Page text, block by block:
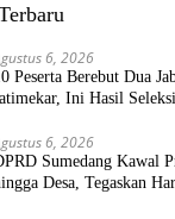
6, 2026
Peserta Berebut Dua
Ini Hasil
6, 2026
Sumedang Kawal
Desa, Tegaskan